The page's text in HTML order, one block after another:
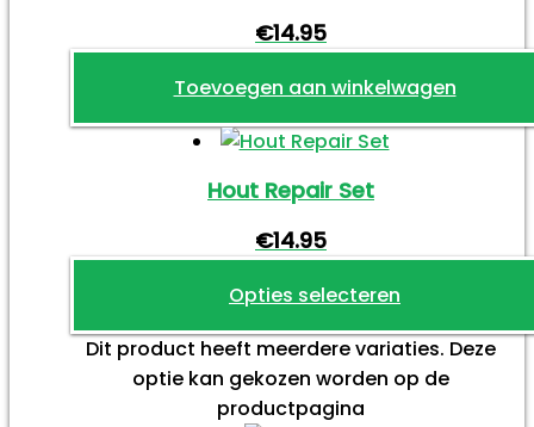
€14.95
Toevoegen aan winkelwagen
Hout Repair Set
€14.95
Opties selecteren
Dit product heeft meerdere variaties. Deze
optie kan gekozen worden op de
productpagina